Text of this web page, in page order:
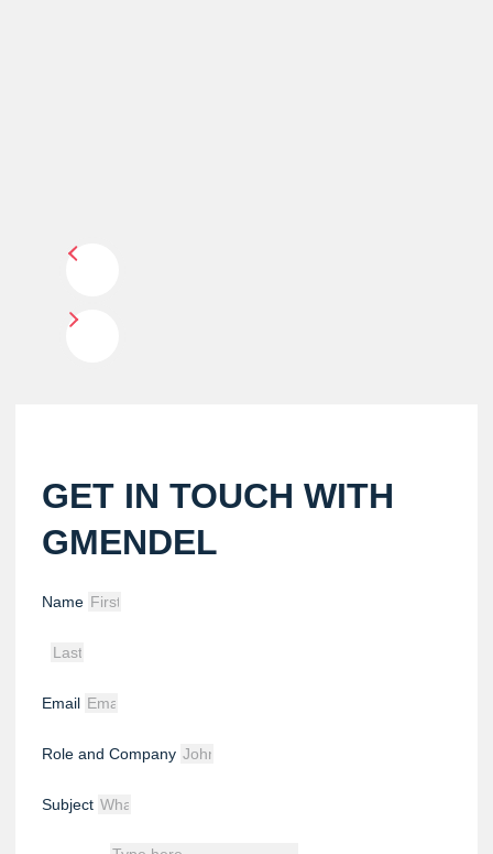
GET IN TOUCH WITH
GMENDEL
Name
Email
Role and Company
Subject